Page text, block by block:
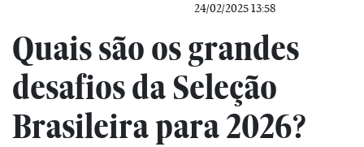
24/02/2025 13:58
Quais são os grandes
desafios da Seleção
Brasileira para 2026?